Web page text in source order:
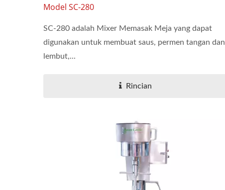
Model SC-280
SC-280 adalah Mixer Memasak Meja yang dapat
digunakan untuk membuat saus, permen tangan dan
lembut,...
Rincian